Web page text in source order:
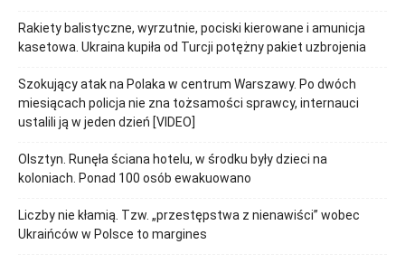
Rakiety balistyczne, wyrzutnie, pociski kierowane i amunicja
kasetowa. Ukraina kupiła od Turcji potężny pakiet uzbrojenia
Szokujący atak na Polaka w centrum Warszawy. Po dwóch
miesiącach policja nie zna tożsamości sprawcy, internauci
ustalili ją w jeden dzień [VIDEO]
Olsztyn. Runęła ściana hotelu, w środku były dzieci na
koloniach. Ponad 100 osób ewakuowano
Liczby nie kłamią. Tzw. „przestępstwa z nienawiści” wobec
Ukraińców w Polsce to margines